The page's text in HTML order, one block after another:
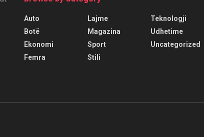
Auto
Botë
Ekonomi
Femra
Lajme
Magazina
Sport
Stili
Teknologji
Udhetime
Uncategorized